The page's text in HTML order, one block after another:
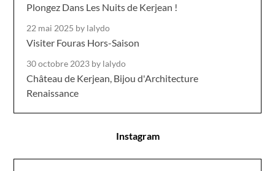
Plongez Dans Les Nuits de Kerjean !
22 mai 2025 by lalydo
Visiter Fouras Hors-Saison
30 octobre 2023 by lalydo
Château de Kerjean, Bijou d'Architecture
Renaissance
Instagram